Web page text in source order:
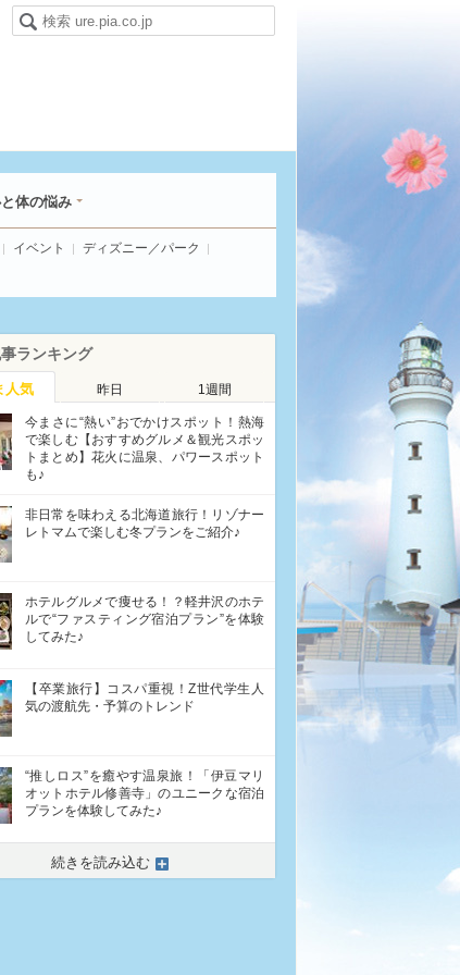
体の悩み
イベント
ディズニー／パーク
ランキング
人気 昨日 1週間
今まさに“熱い”おでかけスポット！熱海
で楽しむ【おすすめグルメ＆観光スポッ
トまとめ】花火に温泉、パワースポット
も♪
非日常を味わえる北海道旅行！リゾナー
レトマムで楽しむ冬プランをご紹介♪
ホテルグルメで痩せる！？軽井沢のホテ
ルで“ファスティング宿泊プラン”を体験
してみた♪
【卒業旅行】コスパ重視！Z世代学生人
気の渡航先・予算のトレンド
“推しロス”を癒やす温泉旅！「伊豆マリ
オットホテル修善寺」のユニークな宿泊
プランを体験してみた♪
続きを読み込む